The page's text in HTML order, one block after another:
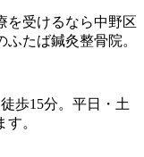
を受けるなら中野区
たば鍼灸整骨院。
歩15分。平日・土
。